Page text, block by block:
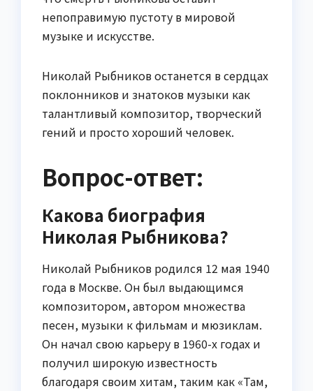
непоправимую пустоту в мировой
музыке и искусстве.
Николай Рыбников останется в сердцах
поклонников и знатоков музыки как
талантливый композитор, творческий
гений и просто хороший человек.
Вопрос-ответ:
Какова биография
Николая Рыбникова?
Николай Рыбников родился 12 мая 1940
года в Москве. Он был выдающимся
композитором, автором множества
песен, музыки к фильмам и мюзиклам.
Он начал свою карьеру в 1960-х годах и
получил широкую известность
благодаря своим хитам, таким как «Там,